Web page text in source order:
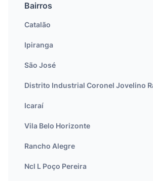
Bairros
Catalão
Ipiranga
São José
Distrito Industrial Coronel Jovelino
Icaraí
Vila Belo Horizonte
Rancho Alegre
Ncl L Poço Pereira